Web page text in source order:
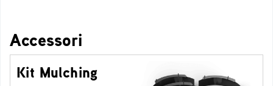
Accessori
Kit Mulching